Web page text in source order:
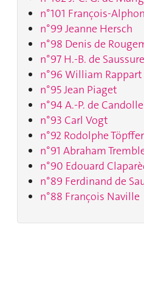
n°101 François-
n°99 Jeanne Hersch
n°98 Denis de
n°97 H.-B. de Saussure
n°96 William Rappart
n°95 Jean Piaget
n°94 A.-P. de Candolle
n°93 Carl Vogt
n°92 Rodolphe Töpffer
n°91 Abraham
n°90 Edouard
n°89 Ferdinand de
n°88 François Naville